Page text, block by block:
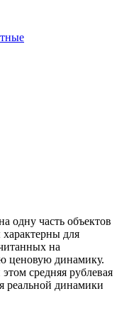
одну часть объектов
для
на
ценовую динамику.
средняя рублевая
реальной динамики